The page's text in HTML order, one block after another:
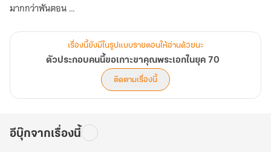
มากกว่าพันตอน
ยังดีที่ทะลุมิติมาตอนที่พระเอกยังใส ๆ หน้าตาบ้องแบ๊ว
ดังนั้นเธอต้องเกาะขาคุณพระเอก เพื่อให้ผ่านพ้นช่วงเวลาเลวร้ายพวกนี้
อย่างไรก็ต้องได้ติดตามดูชีวิต ‘อาหนาน’ ของเธอเติบใหญ่ กินดี อยู่ดี
ไม่ใช่ตัวร้าย เจอหน้าที่ทำเหมือนจะฆ่าเขาทิ้งทะเลอยู่ร่ำไป
แล้วตัวประกอบแบบเธอนี่ จากตอนแรกเขาแทบจะกินหัวกันวันละสาม
เรื่องนี้ยังมีในรูปแบบรายตอนให้อ่านด้วยนะ
ตัวประกอบคนนี้ขอเกาะขาคุณพระเอกในยุค 70
ติดตามเรื่องนี้
อีบุ๊กจากเรื่องนี้